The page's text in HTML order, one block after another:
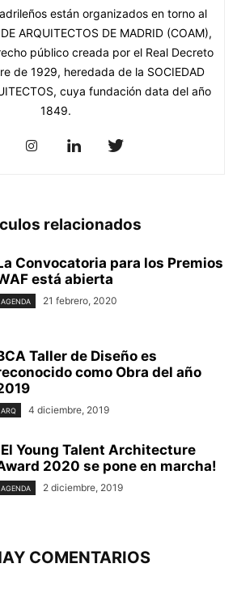
están organizados en torno al
ARQUITECTOS DE MADRID (COAM),
público creada por el Real Decreto
de 1929, heredada de la SOCIEDAD
cuya fundación data del año
1849.
relacionados
Convocatoria para los Premios
está abierta
AGENDA 21 febrero, 2020
Taller de Diseño es
como Obra del año
ARQ 4 diciembre, 2019
Young Talent Architecture
2020 se pone en marcha!
AGENDA 2 diciembre, 2019
COMENTARIOS